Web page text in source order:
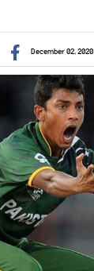
December 02, 2020